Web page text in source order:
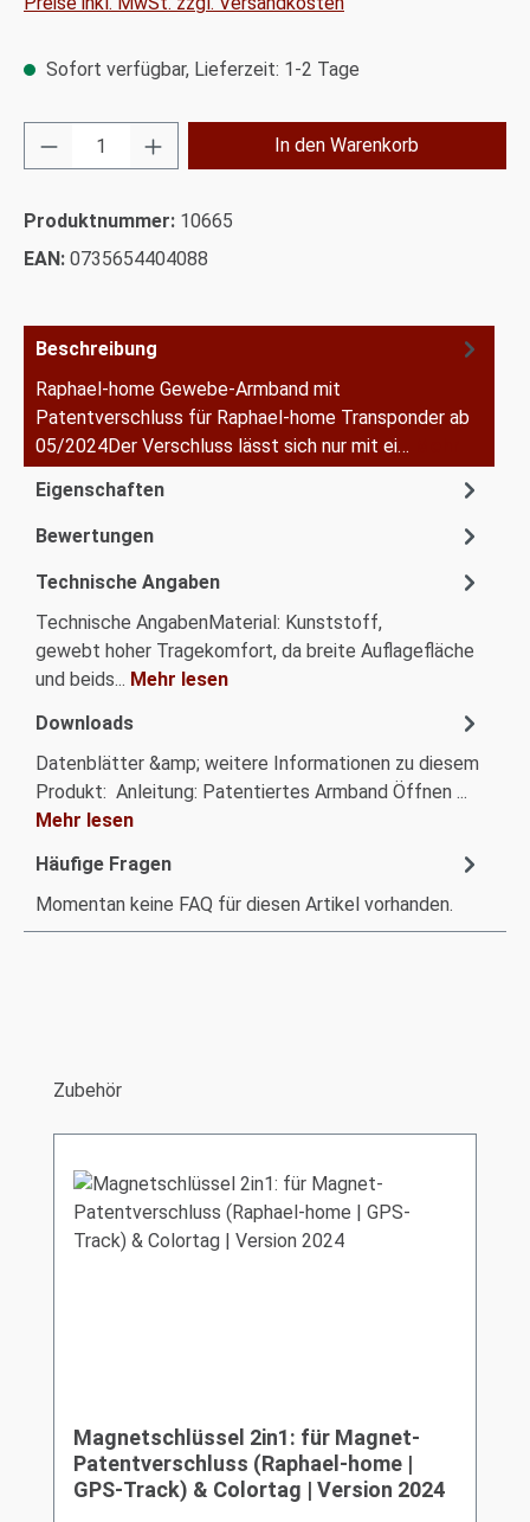
Sofort verfügbar, Lieferzeit: 1-2 Tage
Produkt Anzahl: Gib den gewünschten
In den Warenkorb
Produktnummer: 10665
EAN: 0735654404088
Beschreibung
Raphael-home Gewebe-Armband mit
Patentverschluss für Raphael-home Transponder ab
05/2024Der Verschluss lässt sich nur mit ei…
Eigenschaften
Bewertungen
Technische Angaben
Technische AngabenMaterial: Kunststoff,
gewebt hoher Tragekomfort, da breite Auflagefläche
und beids... Mehr lesen
Downloads
Datenblätter &amp; weitere Informationen zu diesem
Produkt: Anleitung: Patentiertes Armband Öffnen ...
Mehr lesen
Häufige Fragen
Momentan keine FAQ für diesen Artikel vorhanden.
Produktgalerie überspringen
Zubehör
Magnetschlüssel 2in1: für Magnet-
Patentverschluss (Raphael-home |
GPS-Track) & Colortag | Version 2024